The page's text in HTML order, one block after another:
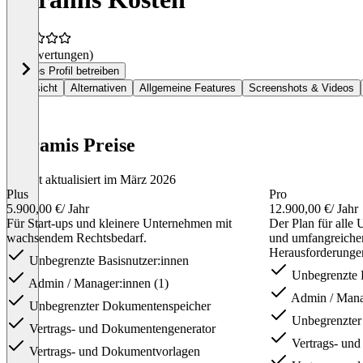
(0 Bewertungen)
Dieses Profil betreiben
Übersicht
Alternativen Allgemeine Features Screenshots & Videos
Miramis Preise
Zuletzt aktualisiert im März 2026
Plus
5.900,00 €/ Jahr
Für Start-ups und kleinere Unternehmen mit
wachsendem Rechtsbedarf.
Unbegrenzte Basisnutzer:innen
Admin / Manager:innen (1)
Unbegrenzter Dokumentenspeicher
Vertrags- und Dokumentengenerator
Vertrags- und Dokumentvorlagen
Pro
12.900,00 €/ Jahr
Der Plan für alle
und
Unbegrenzte
Admin /
Vertrags-